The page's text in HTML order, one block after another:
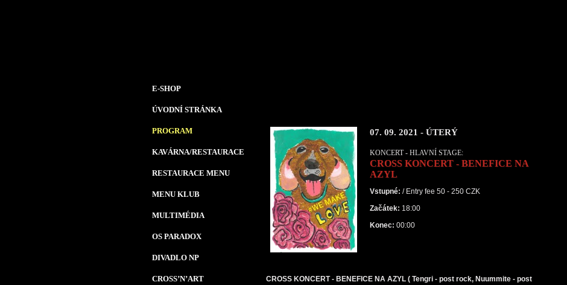
E-SHOP
ÚVODNÍ STRÁNKA
PROGRAM
KAVÁRNA/RESTAURACE
RESTAURACE MENU
MENU KLUB
MULTIMÉDIA
OS PARADOX
DIVADLO NP
CROSS’N’ART
07. 09. 2021 - ÚTERÝ
KONCERT - HLAVNÍ STAGE:
CROSS KONCERT - BENEFICE NA
AZYL
Vstupné: / Entry fee 50 - 250 CZK
Začátek: 18:00
Konec: 00:00
CROSS KONCERT - BENEFICE NA AZYL ( Tengri - post rock, Nuummite - post